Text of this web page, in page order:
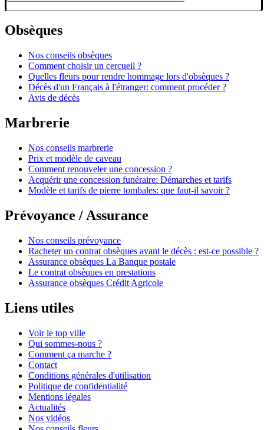
Obsèques
Nos conseils obsèques
Comment choisir un cercueil ?
Quelles fleurs pour rendre hommage lors d'obsèques ?
Décès d'un Français à l'étranger: comment procéder ?
Avis de décès
Marbrerie
Nos conseils marbrerie
Prix et modèle de caveau
Comment renouveler une concession ?
Acquérir une concession funéraire: Démarches et tarifs
Modèle et tarifs de pierre tombales: que faut-il savoir ?
Prévoyance / Assurance
Nos conseils prévoyance
Racheter un contrat obsèques avant le décès : est-ce possible ?
Assurance obsèques La Banque postale
Le contrat obsèques en prestations
Assurance obsèques Crédit Agricole
Liens utiles
Voir le top ville
Qui sommes-nous ?
Comment ça marche ?
Contact
Conditions générales d'utilisation
Politique de confidentialité
Mentions légales
Actualités
Nos vidéos